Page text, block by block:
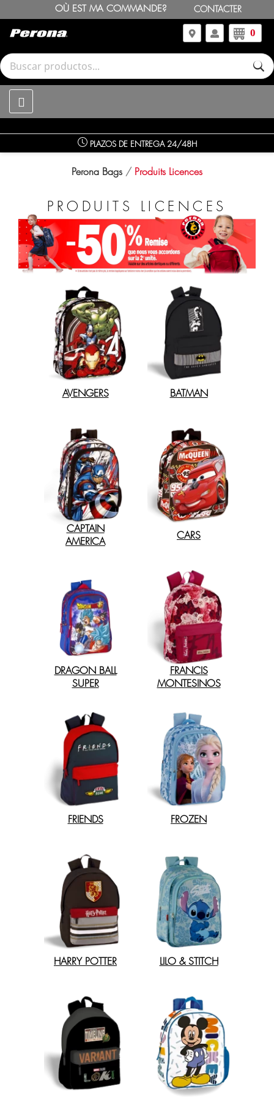
OÙ EST MA COMMANDE? CONTACTER
0
PLAZOS DE ENTREGA 24/48H
Perona Bags Produits Licences
PRODUITS LICENCES
AVENGERS BATMAN
CAPTAIN
AMERICA
CARS
DRAGON BALL
SUPER
FRANCIS
MONTESINOS
FRIENDS FROZEN
HARRY POTTER LILO & STITCH